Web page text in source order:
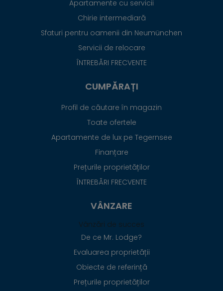
Apartamente cu servicii
Chirie intermediară
Sfaturi pentru oamenii din Neumünchen
Servicii de relocare
ÎNTREBĂRI FRECVENTE
CUMPĂRAȚI
Profil de căutare în magazin
Toate ofertele
Apartamente de lux pe Tegernsee
Finanțare
Prețurile proprietăților
ÎNTREBĂRI FRECVENTE
VÂNZARE
Vânzări de succes
De ce Mr. Lodge?
Evaluarea proprietății
Obiecte de referință
Prețurile proprietăților